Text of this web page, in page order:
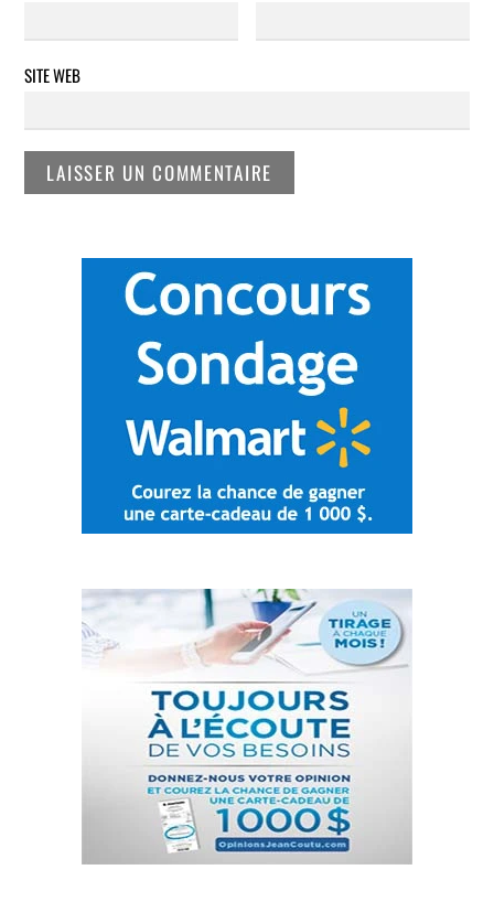
SITE WEB